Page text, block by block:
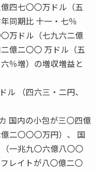
四七〇〇万ドル（五
同期比 十一・七％
万ドル（七九六二億
億二〇〇 万ドル（五
％増）の増収増益と
（四六三・二円、
国内の小包が三〇四億
二〇〇〇万円）、 国
一兆九〇六億八〇〇
レイトが八〇億二〇